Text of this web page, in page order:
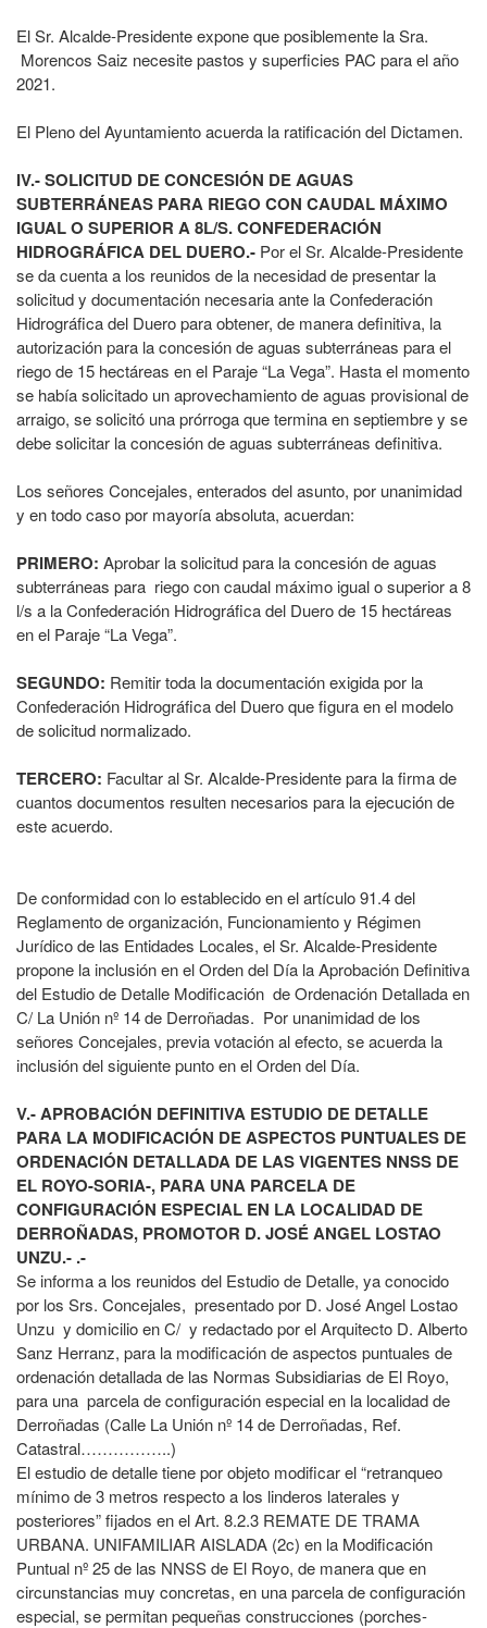
El Sr. Alcalde-Presidente expone que posiblemente la Sra.
Morencos Saiz necesite pastos y superficies PAC para el año
2021.
El Pleno del Ayuntamiento acuerda la ratificación del Dictamen.
IV.- SOLICITUD DE CONCESIÓN DE AGUAS
SUBTERRÁNEAS PARA RIEGO CON CAUDAL MÁXIMO
IGUAL O SUPERIOR A 8L/S. CONFEDERACIÓN
HIDROGRÁFICA DEL DUERO.- Por el Sr. Alcalde-Presidente
se da cuenta a los reunidos de la necesidad de presentar la
solicitud y documentación necesaria ante la Confederación
Hidrográfica del Duero para obtener, de manera definitiva, la
autorización para la concesión de aguas subterráneas para el
riego de 15 hectáreas en el Paraje “La Vega”. Hasta el momento
se había solicitado un aprovechamiento de aguas provisional de
arraigo, se solicitó una prórroga que termina en septiembre y se
debe solicitar la concesión de aguas subterráneas definitiva.
Los señores Concejales, enterados del asunto, por unanimidad
y en todo caso por mayoría absoluta, acuerdan:
PRIMERO: Aprobar la solicitud para la concesión de aguas
subterráneas para riego con caudal máximo igual o superior a 8
l/s a la Confederación Hidrográfica del Duero de 15 hectáreas
en el Paraje “La Vega”.
SEGUNDO: Remitir toda la documentación exigida por la
Confederación Hidrográfica del Duero que figura en el modelo
de solicitud normalizado.
TERCERO: Facultar al Sr. Alcalde-Presidente para la firma de
cuantos documentos resulten necesarios para la ejecución de
este acuerdo.
De conformidad con lo establecido en el artículo 91.4 del
Reglamento de organización, Funcionamiento y Régimen
Jurídico de las Entidades Locales, el Sr. Alcalde-Presidente
propone la inclusión en el Orden del Día la Aprobación Definitiva
del Estudio de Detalle Modificación de Ordenación Detallada en
C/ La Unión nº 14 de Derroñadas. Por unanimidad de los
señores Concejales, previa votación al efecto, se acuerda la
inclusión del siguiente punto en el Orden del Día.
V.- APROBACIÓN DEFINITIVA ESTUDIO DE DETALLE
PARA LA MODIFICACIÓN DE ASPECTOS PUNTUALES DE
ORDENACIÓN DETALLADA DE LAS VIGENTES NNSS DE
EL ROYO-SORIA-, PARA UNA PARCELA DE
CONFIGURACIÓN ESPECIAL EN LA LOCALIDAD DE
DERROÑADAS, PROMOTOR D. JOSÉ ANGEL LOSTAO
UNZU.- .-
Se informa a los reunidos del Estudio de Detalle, ya conocido
por los Srs. Concejales, presentado por D. José Angel Lostao
Unzu y domicilio en C/ y redactado por el Arquitecto D. Alberto
Sanz Herranz, para la modificación de aspectos puntuales de
ordenación detallada de las Normas Subsidiarias de El Royo,
para una parcela de configuración especial en la localidad de
Derroñadas (Calle La Unión nº 14 de Derroñadas, Ref.
Catastral……………..)
El estudio de detalle tiene por objeto modificar el “retranqueo
mínimo de 3 metros respecto a los linderos laterales y
posteriores” fijados en el Art. 8.2.3 REMATE DE TRAMA
URBANA. UNIFAMILIAR AISLADA (2c) en la Modificación
Puntual nº 25 de las NNSS de El Royo, de manera que en
circunstancias muy concretas, en una parcela de configuración
especial, se permitan pequeñas construcciones (porches-